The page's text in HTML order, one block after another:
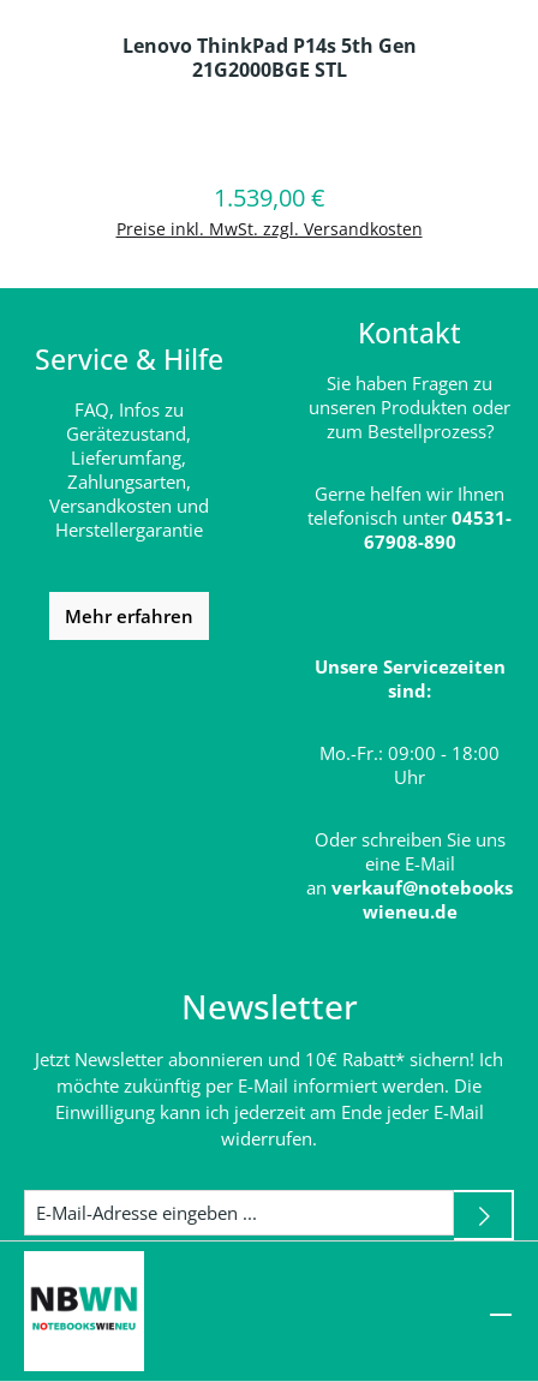
Lenovo ThinkPad P14s 5th Gen
21G2000BGE STL
Regulärer Preis:
1.539,00 €
Preise inkl. MwSt. zzgl. Versandkosten
In den Warenkorb
Service & Hilfe
FAQ, Infos zu
Gerätezustand,
Lieferumfang,
Zahlungsarten,
Versandkosten und
Herstellergarantie
Mehr erfahren
Kontakt
Sie haben Fragen zu
unseren Produkten oder
zum Bestellprozess?
Gerne helfen wir Ihnen
telefonisch unter 04531-
67908-890
Unsere Servicezeiten
sind:
Mo.-Fr.: 09:00 - 18:00
Uhr
Oder schreiben Sie uns
eine E-Mail
an verkauf@notebooks
wieneu.de
Newsletter
Jetzt Newsletter abonnieren und 10€ Rabatt* sichern! Ich
möchte zukünftig per E-Mail informiert werden. Die
Einwilligung kann ich jederzeit am Ende jeder E-Mail
widerrufen.